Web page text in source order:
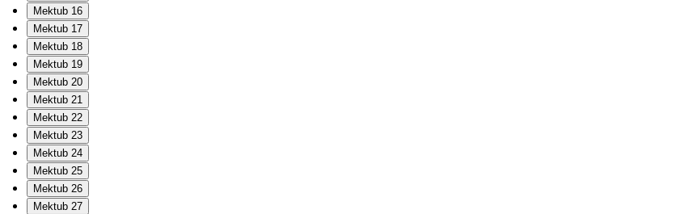
Mektub 16
Mektub 17
Mektub 18
Mektub 19
Mektub 20
Mektub 21
Mektub 22
Mektub 23
Mektub 24
Mektub 25
Mektub 26
Mektub 27